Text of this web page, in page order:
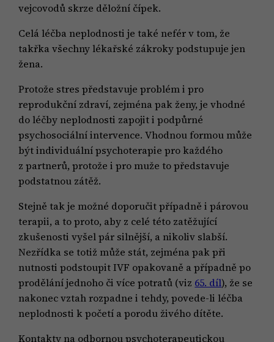
vejcovodů skrze děložní čípek.
Celá léčba neplodnosti je také nefér v tom, že
takřka všechny lékařské zákroky podstupuje jen
žena.
Protože stres představuje problém i pro
reprodukční zdraví, zejména pak ženy, je vhodné
do léčby neplodnosti zapojit i podpůrné
psychosociální intervence. Vhodnou formou může
být individuální psychoterapie pro každého
z partnerů, protože i pro muže to představuje
podstatnou zátěž.
Stejně tak je možné doporučit případně i párovou
terapii, a to proto, aby z celé této zatěžující
zkušenosti vyšel pár silnější, a nikoliv slabší.
Nezřídka se totiž může stát, zejména pak při
nutnosti podstoupit IVF opakovaně a případně po
prodělání jednoho či více potratů (viz 65. díl), že se
nakonec vztah rozpadne i tehdy, povede-li léčba
neplodnosti k početí a porodu živého dítěte.
Kontakty na odbornou psychoterapeutickou